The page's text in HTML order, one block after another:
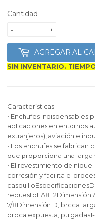
Cantidad
+
-
AGREGAR AL
SIN INVENTARIO.
Características
• Enchufes indispensables
aplicaciones en entornos
extranjeros), aviación e
• Los enchufes se fabrican
que proporciona una larga
• El revestimiento de
corrosión y facilita el
repuestoFA8E2Dimensión
7/8Dimensión D, broca
broca expuesta,